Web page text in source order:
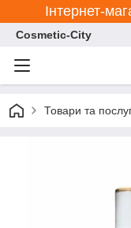
Інтернет-
Cosmetic-City
Товари та